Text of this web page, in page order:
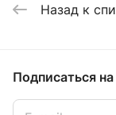
Назад к
Подписаться